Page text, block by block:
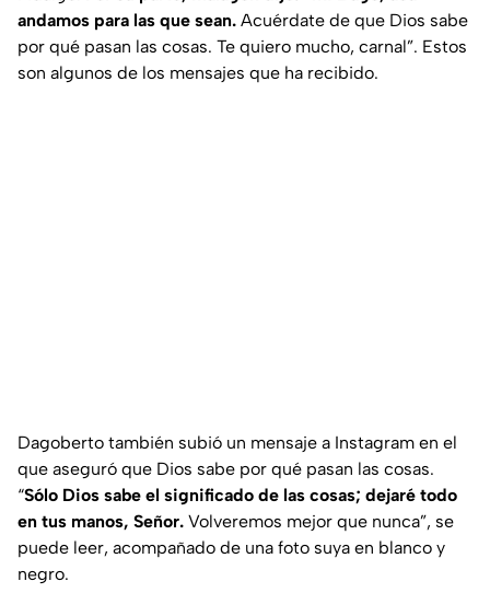
andamos para las que sean. Acuérdate de que Dios sabe
por qué pasan las cosas. Te quiero mucho, carnal”. Estos
son algunos de los mensajes que ha recibido.
Dagoberto también subió un mensaje a Instagram en el
que aseguró que Dios sabe por qué pasan las cosas.
“Sólo Dios sabe el significado de las cosas; dejaré todo
en tus manos, Señor. Volveremos mejor que nunca”, se
puede leer, acompañado de una foto suya en blanco y
negro.